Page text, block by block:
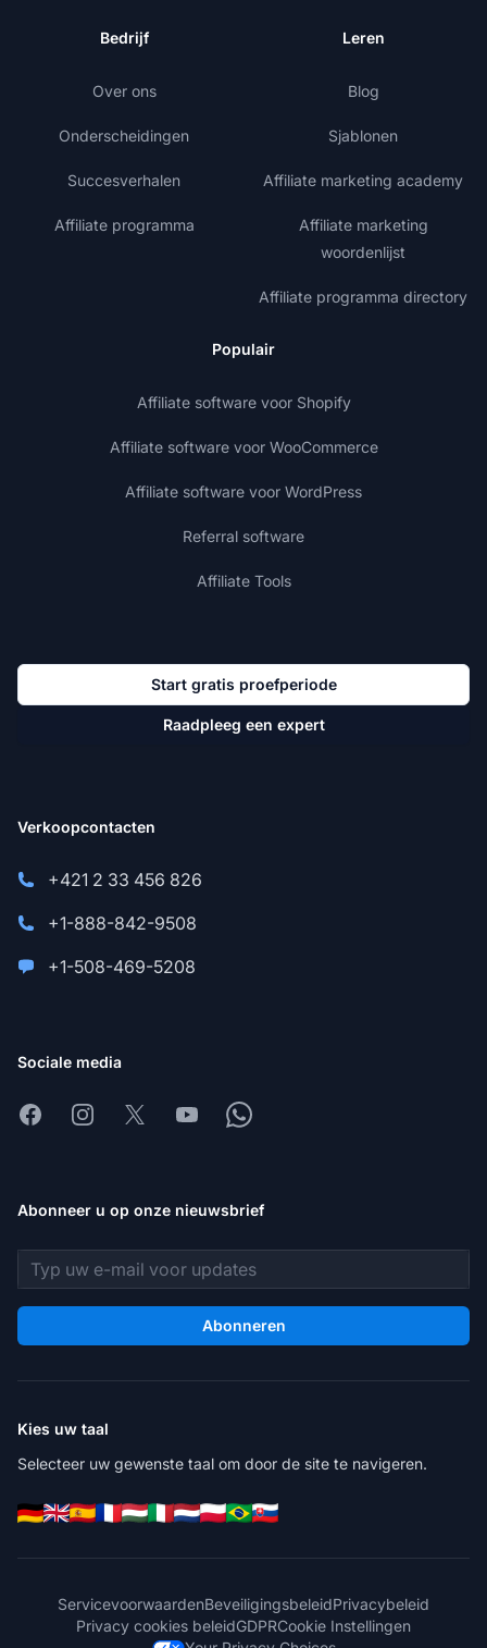
Bedrijf
Over ons
Onderscheidingen
Succesverhalen
Affiliate programma
Leren
Blog
Sjablonen
Affiliate marketing academy
Affiliate marketing
woordenlijst
Affiliate programma directory
Populair
Affiliate software voor Shopify
Affiliate software voor WooCommerce
Affiliate software voor WordPress
Referral software
Affiliate Tools
Start gratis proefperiode
Raadpleeg een expert
Verkoopcontacten
+421 2 33 456 826
+1-888-842-9508
+1-508-469-5208
Sociale media
FacebookInstagram
X YoutubeWhatsapp
Abonneer u op onze nieuwsbrief
E-mailadres
Abonneren
Kies uw taal
Selecteer uw gewenste taal om door de site te navigeren.
ServicevoorwaardenBeveiligingsbeleidPrivacybeleid
Privacy cookies beleidGDPRCookie Instellingen